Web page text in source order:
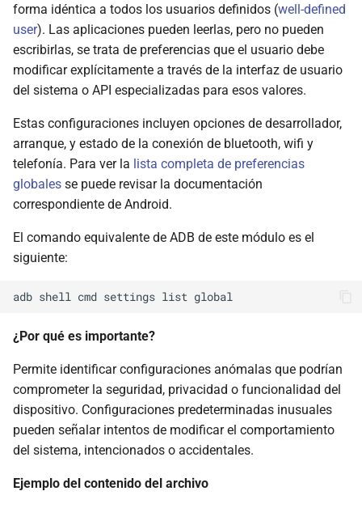
forma idéntica a todos los usuarios definidos (well-defined
user). Las aplicaciones pueden leerlas, pero no pueden
escribirlas, se trata de preferencias que el usuario debe
modificar explícitamente a través de la interfaz de usuario
del sistema o API especializadas para esos valores.
Estas configuraciones incluyen opciones de desarrollador,
arranque, y estado de la conexión de bluetooth, wifi y
telefonía. Para ver la lista completa de preferencias
globales se puede revisar la documentación
correspondiente de Android.
El comando equivalente de ADB de este módulo es el
siguiente:
¿Por qué es importante?
Permite identificar configuraciones anómalas que podrían
comprometer la seguridad, privacidad o funcionalidad del
dispositivo. Configuraciones predeterminadas inusuales
pueden señalar intentos de modificar el comportamiento
del sistema, intencionados o accidentales.
Ejemplo del contenido del archivo